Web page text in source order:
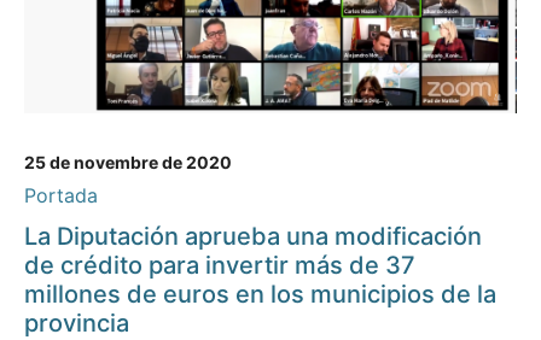
25 de novembre de 2020
Portada
La Diputación aprueba una modificación
de crédito para invertir más de 37
millones de euros en los municipios de la
provincia